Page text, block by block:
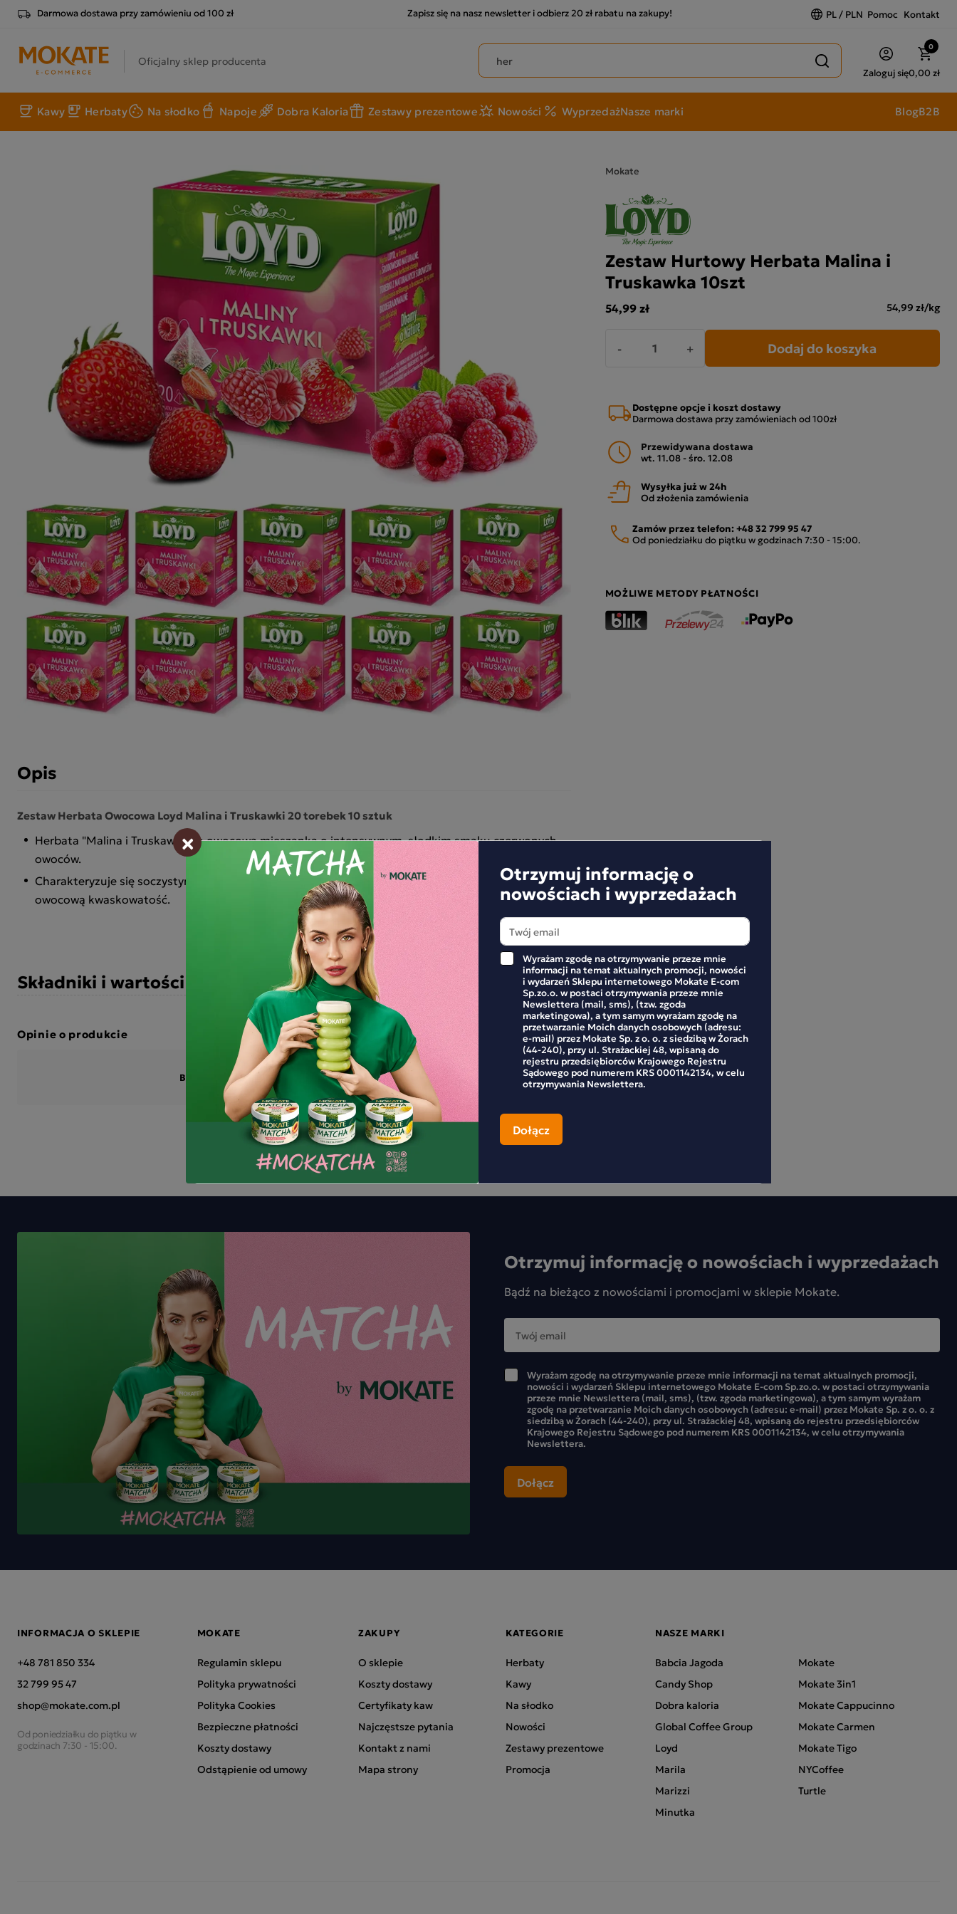
Darmowa dostawa przy zamówieniu od 100 zł Zapisz się na nasz newsletter i odbierz 20 zł rabatu na zakupy! PL / PLN Pomoc Kontakt
Oficjalny sklep producenta Szukaj produktów
Zaloguj się
0
0,00 zł
Kawy Herbaty Na słodko Napoje Dobra Kaloria Zestawy prezentowe Nowości WyprzedażNasze marki BlogB2B
Mokate
Zestaw Hurtowy Herbata Malina i
Truskawka 10szt
54,99 zł 54,99 zł/kg
- + Dodaj do koszyka
Dostępne opcje i koszt dostawy
Darmowa dostawa przy zamówieniach od 100zł
Przewidywana dostawa
wt. 11.08 - śro. 12.08
Wysyłka już w 24h
Od złożenia zamówienia
Zamów przez telefon:+48 32 799 95 47
Od poniedziałku do piątku w godzinach 7:30 - 15:00.
MOŻLIWE METODY PŁATNOŚCI
Opis
Zestaw Herbata Owocowa Loyd Malina i Truskawki 20 torebek 10 sztuk
Herbata "Malina i Truskawki" to owocowa mieszanka o intensywnym, słodkim smaku czerwonych
owoców.
Charakteryzuje się soczystym aromatem świeżych malin, który nadaje naparowi wyrazistą,
owocową kwaskowatość.
Składniki i wartości odżywcze
Opinie o produkcie
BĄDŹ PIERWSZYM KTÓRY NAPISZE RECENZJĘ
Otrzymuj informację o nowościach i wyprzedażach
Bądź na bieżąco z nowościami i promocjami w sklepie Mokate.
Wyrażam zgodę na otrzymywanie przeze mnie informacji na temat aktualnych promocji,
nowości i wydarzeń Sklepu internetowego Mokate E-com Sp.zo.o. w postaci otrzymywania
przeze mnie Newslettera (mail, sms), (tzw. zgoda marketingowa), a tym samym wyrażam
zgodę na przetwarzanie Moich danych osobowych (adresu: e-mail) przez Mokate Sp. z o. o. z
siedzibą w Żorach (44-240), przy ul. Strażackiej 48, wpisaną do rejestru przedsiębiorców
Krajowego Rejestru Sądowego pod numerem KRS 0001142134, w celu otrzymywania
Newslettera.
INFORMACJA O SKLEPIE
+48 781 850 334
32 799 95 47
shop@mokate.com.pl
Od poniedziałku do piątku w
godzinach 7:30 - 15:00.
MOKATE
Regulamin sklepu
Polityka prywatności
Polityka Cookies
Bezpieczne płatności
Koszty dostawy
Odstąpienie od umowy
ZAKUPY
O sklepie
Koszty dostawy
Certyfikaty kaw
Najczęstsze pytania
Kontakt z nami
Mapa strony
KATEGORIE
Herbaty
Kawy
Na słodko
Nowości
Zestawy prezentowe
Promocja
NASZE MARKI
Babcia Jagoda
Candy Shop
Dobra kaloria
Global Coffee Group
Loyd
Marila
Marizzi
Minutka
Mokate
Mokate 3in1
Mokate Cappucinno
Mokate Carmen
Mokate Tigo
NYCoffee
Turtle
×
Otrzymuj informację o
nowościach i wyprzedażach
Wyrażam zgodę na otrzymywanie przeze mnie
informacji na temat aktualnych promocji, nowości
i wydarzeń Sklepu internetowego Mokate E-com
Sp.zo.o. w postaci otrzymywania przeze mnie
Newslettera (mail, sms), (tzw. zgoda
marketingowa), a tym samym wyrażam zgodę na
przetwarzanie Moich danych osobowych (adresu:
e-mail) przez Mokate Sp. z o. o. z siedzibą w Żorach
(44-240), przy ul. Strażackiej 48, wpisaną do
rejestru przedsiębiorców Krajowego Rejestru
Sądowego pod numerem KRS 0001142134, w celu
otrzymywania Newslettera.